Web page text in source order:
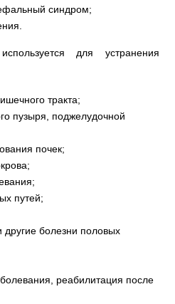
синдром;
для устранения
тракта;
пузыря, поджелудочной
почек;
путей;
другие болезни половых
реабилитация после